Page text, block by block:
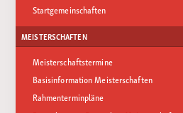
Startgemeinschaften
MEISTERSCHAFTEN
Meisterschaftstermine
Basisinformation Meisterschaften
Rahmenterminpläne